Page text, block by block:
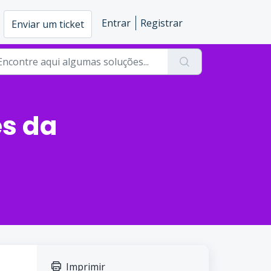
Enviar um ticket Entrar Registrar
da
Imprimir